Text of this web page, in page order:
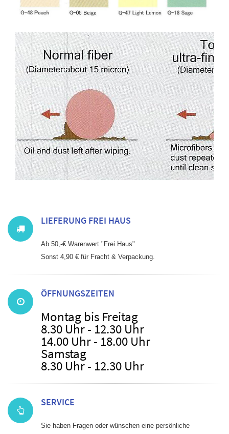
LIEFERUNG FREI HAUS
Ab 50,-€ Warenwert "Frei Haus"
Sonst 4,90 € für Fracht & Verpackung.
ÖFFNUNGSZEITEN
Montag bis Freitag
8.30 Uhr - 12.30 Uhr
14.00 Uhr - 18.00 Uhr
Samstag
8.30 Uhr - 12.30 Uhr
SERVICE
Sie haben Fragen oder wünschen eine persönliche